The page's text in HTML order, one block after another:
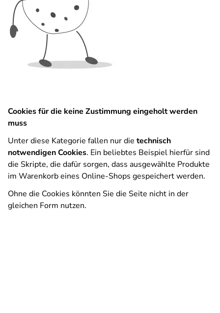
Cookies für die keine Zustimmung eingeholt werden
muss
Unter diese Kategorie fallen nur die technisch
notwendigen Cookies. Ein beliebtes Beispiel hierfür sind
die Skripte, die dafür sorgen, dass ausgewählte Produkte
im Warenkorb eines Online-Shops gespeichert werden.
Ohne die Cookies könnten Sie die Seite nicht in der
gleichen Form nutzen.